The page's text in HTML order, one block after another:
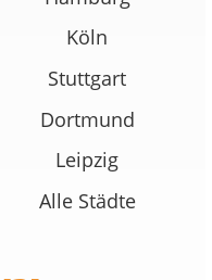
Köln
Stuttgart
Dortmund
Leipzig
Alle Städte